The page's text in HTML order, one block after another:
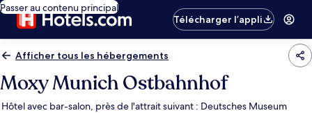
Passer au contenu principal
Télécharger l’appli
Afficher tous les hébergements
Moxy Munich Ostbahnhof
Hôtel avec bar-salon, près de l'attrait suivant : Deutsches Museum